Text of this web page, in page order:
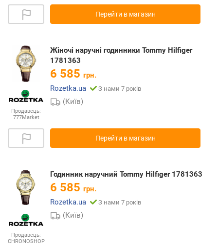
Перейти в магазин
Продавець:
777Market
Жіночі наручні годинники Tommy Hilfiger
1781363
6 585 грн.
Rozetka.ua
З нами 7 років
(Київ)
Перейти в магазин
Продавець:
CHRONOSHOP
Годинник наручний Tommy Hilfiger 1781363
6 585 грн.
Rozetka.ua
З нами 7 років
(Київ)